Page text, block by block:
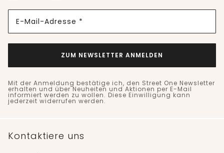
E-Mail-Adresse *
ZUM NEWSLETTER ANMELDEN
Mit der Anmeldung bestätige ich, den Street One Newsletter
erhalten und über Neuheiten und Aktionen per E-Mail
informiert werden zu wollen. Diese Einwilligung kann
jederzeit widerrufen werden.
Kontaktiere uns